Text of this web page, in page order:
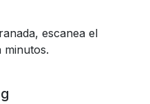
escanea el
minutos.